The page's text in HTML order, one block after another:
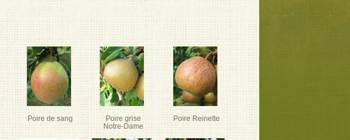
Poire de sang
Poire grise
Notre-Dame
Poire Reinette